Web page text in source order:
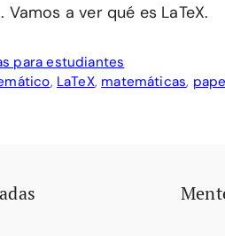
a ver qué es LaTeX.
para estudiantes
, LaTeX, matemáticas,